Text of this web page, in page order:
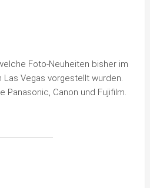
Foto-Neuheiten bisher im
Las Vegas vorgestellt wurden.
Panasonic, Canon und Fujifilm.